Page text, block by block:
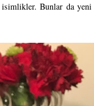
Bunlar da yeni